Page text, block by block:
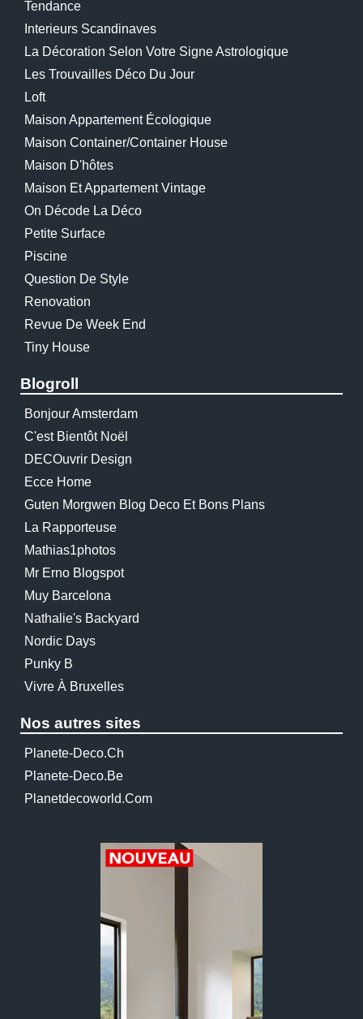
Tendance
Interieurs Scandinaves
La Décoration Selon Votre Signe Astrologique
Les Trouvailles Déco Du Jour
Loft
Maison Appartement Écologique
Maison Container/container House
Maison D'hôtes
Maison Et Appartement Vintage
On Décode La Déco
Petite Surface
Piscine
Question De Style
Renovation
Revue De Week End
Tiny House
Blogroll
Bonjour Amsterdam
C'est Bientôt Noël
DECOuvrir Design
Ecce Home
Guten Morgwen Blog Deco Et Bons Plans
La Rapporteuse
Mathias1photos
Mr Erno Blogspot
Muy Barcelona
Nathalie's Backyard
Nordic Days
Punky B
Vivre À Bruxelles
Nos autres sites
Planete-Deco.ch
Planete-Deco.be
Planetdecoworld.com